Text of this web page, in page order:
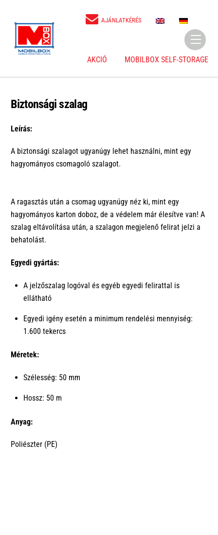
AJÁNLATKÉRÉS
E
D
Menu
AKCIÓ MOBILBOX SELF-STORAGE
Biztonsági szalag
Leírás:
A biztonsági szalagot ugyanúgy lehet használni, mint egy
hagyományos csomagoló szalagot.
A ragasztás után a csomag ugyanúgy néz ki, mint egy
hagyományos karton doboz, de a védelem már élesítve van! A
szalag eltávolítása után, a szalagon megjelenő felirat jelzi a
behatolást.
Egyedi gyártás:
A jelzőszalag logóval és egyéb egyedi felirattal is
ellátható
Egyedi igény esetén a minimum rendelési mennyiség:
1.600 tekercs
Méretek:
Szélesség: 50 mm
Hossz: 50 m
Anyag:
Poliészter (PE)